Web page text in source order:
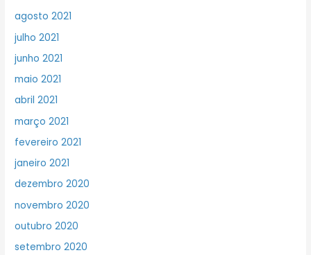
agosto 2021
julho 2021
junho 2021
maio 2021
abril 2021
março 2021
fevereiro 2021
janeiro 2021
dezembro 2020
novembro 2020
outubro 2020
setembro 2020